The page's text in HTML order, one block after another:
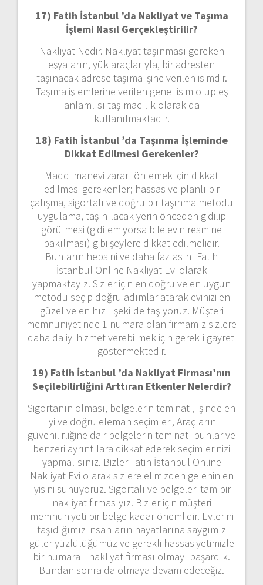
17) Fatih İstanbul ’da Nakliyat ve Taşıma
İşlemi Nasıl Gerçekleştirilir?
Nakliyat Nedir. Nakliyat taşınması gereken
eşyaların, yük araçlarıyla, bir adresten
taşınacak adrese taşıma işine verilen isimdir.
Taşıma işlemlerine verilen genel isim olup eş
anlamlısı taşımacılık olarak da
kullanılmaktadır.
18) Fatih İstanbul ’da Taşınma İşleminde
Dikkat Edilmesi Gerekenler?
Maddi manevi zararı önlemek için dikkat
edilmesi gerekenler; hassas ve planlı bir
çalışma, sigortalı ve doğru bir taşınma metodu
uygulama, taşınılacak yerin önceden gidilip
görülmesi (gidilemiyorsa bile evin resmine
bakılması) gibi şeylere dikkat edilmelidir.
Bunların hepsini ve daha fazlasını Fatih
İstanbul Online Nakliyat Evi olarak
yapmaktayız. Sizler için en doğru ve en uygun
metodu seçip doğru adımlar atarak evinizi en
güzel ve en hızlı şekilde taşıyoruz. Müşteri
memnuniyetinde 1 numara olan firmamız sizlere
daha da iyi hizmet verebilmek için gerekli gayreti
göstermektedir.
19) Fatih İstanbul ’da Nakliyat Firması’nın
Seçilebilirliğini Arttıran Etkenler Nelerdir?
Sigortanın olması, belgelerin teminatı, işinde en
iyi ve doğru eleman seçimleri, Araçların
güvenilirliğine dair belgelerin teminatı bunlar ve
benzeri ayrıntılara dikkat ederek seçimlerinizi
yapmalısınız. Bizler Fatih İstanbul Online
Nakliyat Evi olarak sizlere elimizden gelenin en
iyisini sunuyoruz. Sigortalı ve belgeleri tam bir
nakliyat firmasıyız. Bizler için müşteri
memnuniyeti bir belge kadar önemlidir. Evlerini
taşıdığımız insanların hayatlarına saygımız
güler yüzlülüğümüz ve gerekli hassasiyetimizle
bir numaralı nakliyat firması olmayı başardık.
Bundan sonra da olmaya devam edeceğiz.